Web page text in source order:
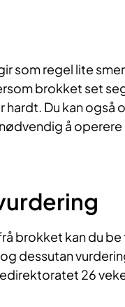
som regel lite
brokket set
Du kan
å
brokket kan du
dessutan
26